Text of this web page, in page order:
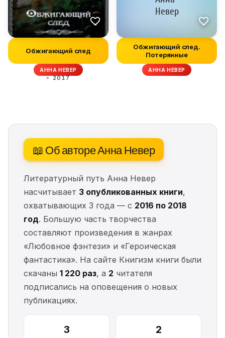
Обжигающий след
АННА НЕВЕР
2017
Обжигающий след.
Потерянные
АННА НЕВЕР
📖 Об авторе Анна Невер
Литературный путь Анна Невер
насчитывает 3 опубликованных книги,
охватывающих 3 года — с 2016 по 2018
год. Большую часть творчества
составляют произведения в жанрах
«Любовное фэнтези» и «Героическая
фантастика». На сайте Книгизм книги были
скачаны 1 220 раз, а 2 читателя
подписались на оповещения о новых
публикациях.
3 2